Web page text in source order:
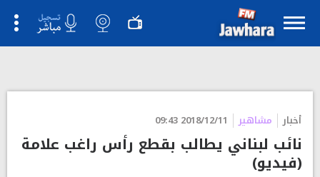
أخبار مشاهير 2018/12/11 09:43
نائب لبناني يطالب بقطع رأس راغب علامة
(فيديو)